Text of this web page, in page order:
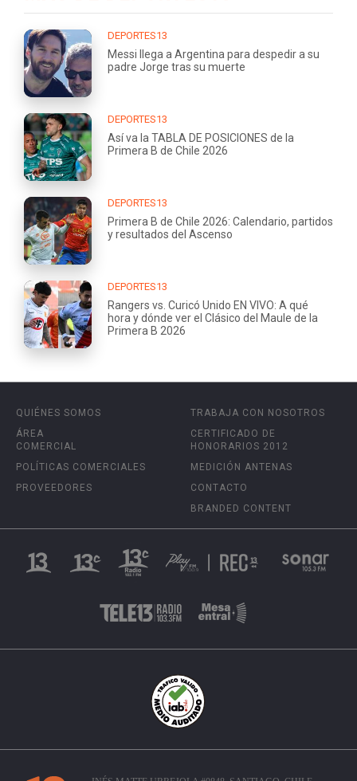
DEPORTES13
Messi llega a Argentina para despedir a su
padre Jorge tras su muerte
DEPORTES13
Así va la TABLA DE POSICIONES de la
Primera B de Chile 2026
DEPORTES13
Primera B de Chile 2026: Calendario, partidos
y resultados del Ascenso
DEPORTES13
Rangers vs. Curicó Unido EN VIVO: A qué
hora y dónde ver el Clásico del Maule de la
Primera B 2026
QUIÉNES SOMOS
ÁREA
COMERCIAL
POLÍTICAS COMERCIALES
PROVEEDORES
TRABAJA CON NOSOTROS
CERTIFICADO DE
HONORARIOS 2012
MEDICIÓN ANTENAS
CONTACTO
BRANDED CONTENT